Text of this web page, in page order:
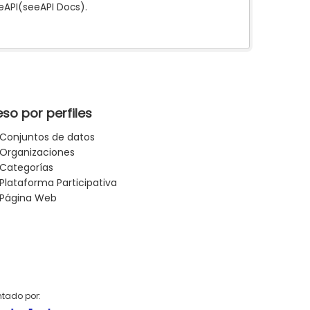
API(seeAPI Docs).
por perfiles
Conjuntos de datos
Organizaciones
Categorías
Plataforma Participativa
Página Web
por: